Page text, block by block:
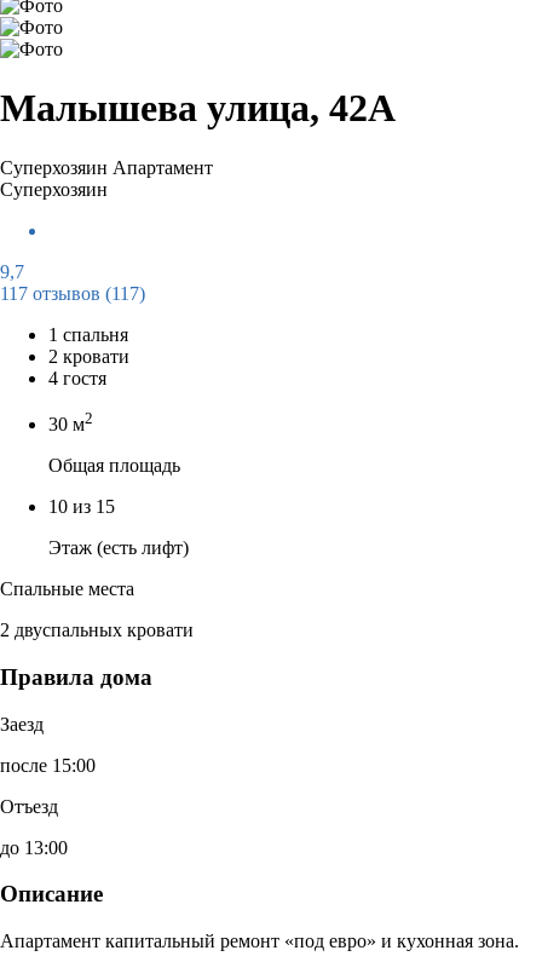
Малышева улица, 42А
Суперхозяин Апартамент
Суперхозяин
9,7
117 отзывов (117)
1 спальня
2 кровати
4 гостя
30 м2
Общая площадь
10 из 15
Этаж (есть лифт)
Спальные места
2 двуспальных кровати
Правила дома
Заезд
после 15:00
Отъезд
до 13:00
Описание
Апартамент капитальный ремонт «под евро» и кухонная зона.